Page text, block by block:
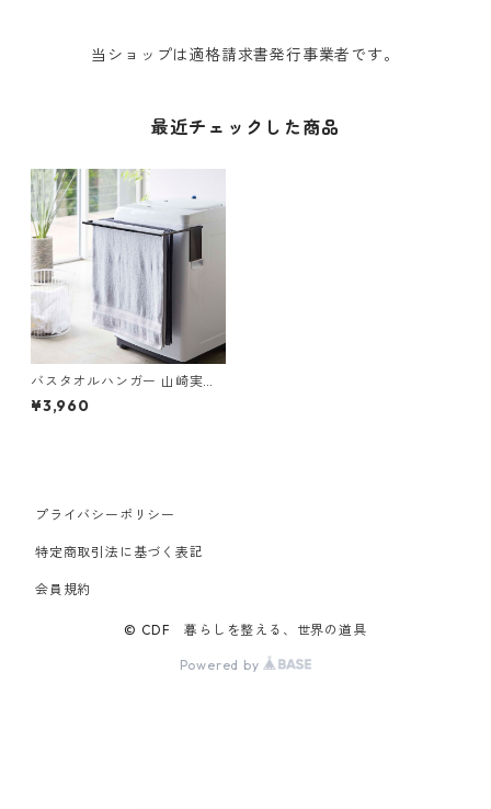
当ショップは適格請求書発行事業者です。
最近チェックした商品
バスタオルハンガー 山崎実業
tower タワー マグネット伸縮
洗濯機バスタオルハンガー ブ
¥3,960
プライバシーポリシー
特定商取引法に基づく表記
会員規約
© CDF 暮らしを整える、世界の道具
Powered by